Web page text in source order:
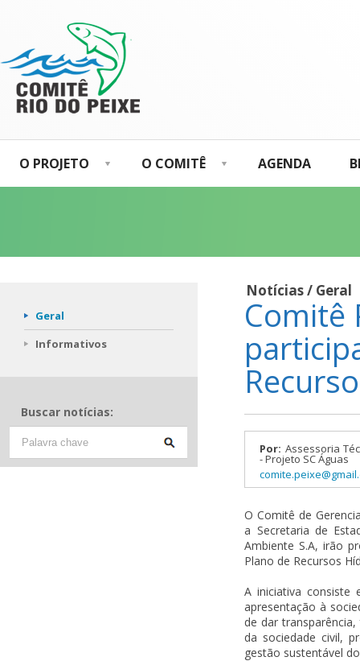
O PROJETO O COMITÊ AGENDA
Geral
Informativos
Buscar notícias:
Notícias / Geral
Comitê
Por: Assessoria
- Projeto SC Águas
O Comitê de
a Secretaria de
Ambiente S.A, irão
Plano de Recursos
A iniciativa
apresentação à
de dar
da sociedade civil,
gestão sustentável